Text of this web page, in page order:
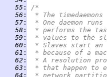
  55
:
/*
  56
:
* The
  57
:
* One daemon
  58
:
* performs the
  59
:
* values to the
  60
:
* Slaves start an
  61
:
* because of a
  62
:
* A resolution
  63
:
* that happen to
  64
:
* network